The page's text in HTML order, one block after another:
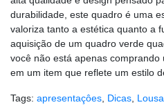
durabilidade, este quadro é uma
valoriza tanto a estética quanto a
aquisição de um quadro verde
você não está apenas
em um item que reflete um estilo
Tags: apresentaçôes Dicas